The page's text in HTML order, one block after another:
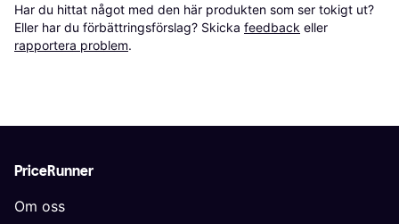
Har du hittat något med den här produkten som ser tokigt ut?
Eller har du förbättringsförslag? Skicka feedback eller
rapportera problem.
PriceRunner
Om oss